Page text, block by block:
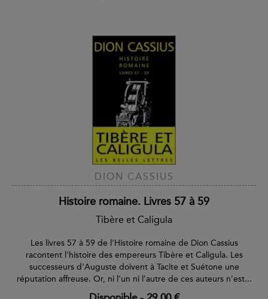
DION CASSIUS
Histoire romaine. Livres 57 à 59
Tibère et Caligula
Les livres 57 à 59 de l'Histoire romaine de Dion Cassius
racontent l'histoire des empereurs Tibère et Caligula. Les
successeurs d'Auguste doivent à Tacite et Suétone une
réputation affreuse. Or, ni l’un ni l’autre de ces auteurs n’est...